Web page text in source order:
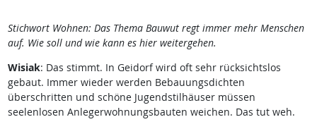
Stichwort Wohnen: Das Thema Bauwut regt immer mehr Menschen
auf. Wie soll und wie kann es hier weitergehen.
Wisiak: Das stimmt. In Geidorf wird oft sehr rücksichtslos
gebaut. Immer wieder werden Bebauungsdichten
überschritten und schöne Jugendstilhäuser müssen
seelenlosen Anlegerwohnungsbauten weichen. Das tut weh.